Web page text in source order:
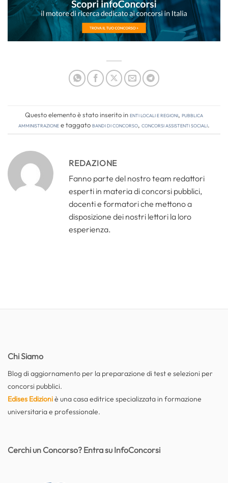
Questo elemento è stato inserito inEnti locali e regioni, Pubblica
amministrazionee taggatobandi di concorso, concorsi assistenti sociali.
REDAZIONE
Fanno parte del nostro team redattori
esperti in materia di concorsi pubblici,
docenti e formatori che mettono a
disposizione dei nostri lettori la loro
esperienza.
Chi Siamo
Blog di aggiornamento per la preparazione di test e selezioni per
concorsi pubblici.
Edises Edizioniè una casa editrice specializzata in formazione
universitaria e professionale.
Cerchi un Concorso? Entra su InfoConcorsi